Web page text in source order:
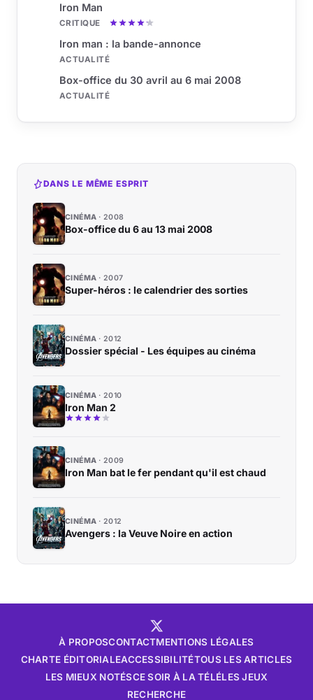
Iron Man
CRITIQUE
Iron man : la bande-annonce
ACTUALITÉ
Box-office du 30 avril au 6 mai 2008
ACTUALITÉ
DANS LE MÊME ESPRIT
CINÉMA 2008
Box-office du 6 au 13 mai 2008
CINÉMA 2007
Super-héros : le calendrier des sorties
CINÉMA 2012
Dossier spécial - Les équipes au cinéma
CINÉMA 2010
Iron Man 2
CINÉMA 2009
Iron Man bat le fer pendant qu'il est chaud
CINÉMA 2012
Avengers : la Veuve Noire en action
À PROPOSCONTACTMENTIONS LÉGALES
CHARTE ÉDITORIALEACCESSIBILITÉTOUS LES ARTICLES
LES MIEUX NOTÉSCE SOIR À LA TÉLÉLES JEUX
RECHERCHE